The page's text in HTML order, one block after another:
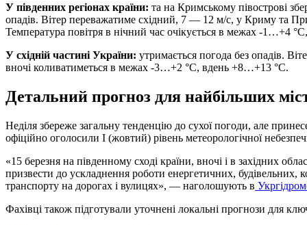
У південних регіонах країни: та на Кримському півострові
опадів. Вітер переважатиме східний, 7 — 12 м/с, у Криму та
Температура повітря в нічний час очікується в межах -1…+4
У східній частині України: утримається погода без опадів.
вночі коливатиметься в межах -3…+2 °С, вдень +8…+13 °С.
Детальний прогноз для найбільших
Неділя збереже загальну тенденцію до сухої погоди, але
офіційно оголосили І (жовтий) рівень метеорологічної
«15 березня на південному сході країни, вночі і в західних
призвести до ускладнення роботи енергетичних,
транспорту на дорогах і вулицях», — наголошують в
Фахівці також підготували уточнені локальні прогнози для